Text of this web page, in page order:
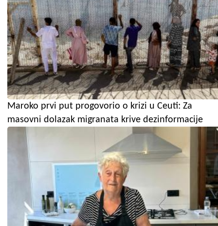
Maroko prvi put progovorio o krizi u Ceuti: Za
masovni dolazak migranata krive dezinformacije